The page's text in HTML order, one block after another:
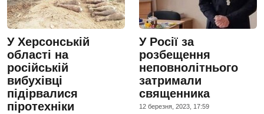
У Херсонській
області на
російській
вибухівці
підірвалися
піротехніки
У Росії за
розбещення
неповнолітнього
затримали
священника
12 березня, 2023, 17:59